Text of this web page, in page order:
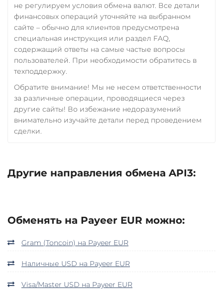
не регулируем условия обмена валют. Все детали
финансовых операций уточняйте на выбранном
сайте – обычно для клиентов предусмотрена
специальная инструкция или раздел FAQ,
содержащий ответы на самые частые вопросы
пользователей. При необходимости обратитесь в
техподдержку.
Обратите внимание! Мы не несем ответственности
за различные операции, проводящиеся через
другие сайты! Во избежание недоразумений
внимательно изучайте детали перед проведением
сделки.
Другие направления обмена API3:
Обменять на Payeer EUR можно:
Gram (Toncoin) на Payeer EUR
Наличные USD на Payeer EUR
Visa/Master USD на Payeer EUR